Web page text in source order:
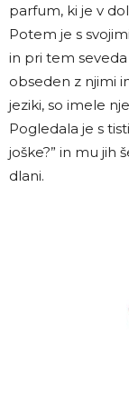
parfum, ki je v
Potem je s
in pri tem seveda
obseden z njimi
jeziki, so imele
Pogledala je s
joške?” in mu jih
dlani.